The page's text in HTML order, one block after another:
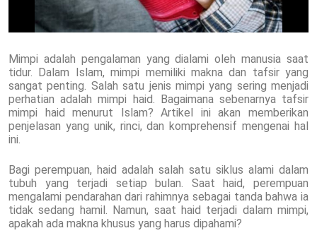
Mimpi adalah pengalaman yang dialami oleh manusia saat
tidur. Dalam Islam, mimpi memiliki makna dan tafsir yang
sangat penting. Salah satu jenis mimpi yang sering menjadi
perhatian adalah mimpi haid. Bagaimana sebenarnya tafsir
mimpi haid menurut Islam? Artikel ini akan memberikan
penjelasan yang unik, rinci, dan komprehensif mengenai hal
ini.
Bagi perempuan, haid adalah salah satu siklus alami dalam
tubuh yang terjadi setiap bulan. Saat haid, perempuan
mengalami pendarahan dari rahimnya sebagai tanda bahwa ia
tidak sedang hamil. Namun, saat haid terjadi dalam mimpi,
apakah ada makna khusus yang harus dipahami?